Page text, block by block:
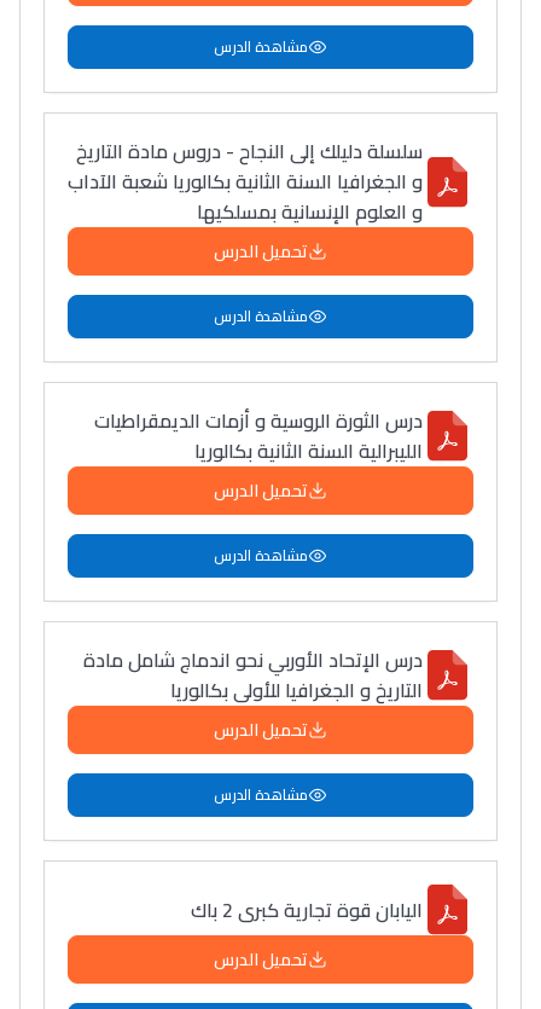
مشاهدة الدرس
سلسلة دليلك إلى النجاح - دروس مادة التاريخ
و الجغرافيا السنة الثانية بكالوريا شعبة الآداب
و العلوم الإنسانية بمسلكيها
تحميل الدرس
مشاهدة الدرس
درس الثورة الروسية و أزمات الديمقراطيات
الليبرالية السنة الثانية بكالوريا
تحميل الدرس
مشاهدة الدرس
درس الإتحاد الأوربي نحو اندماج شامل مادة
التاريخ و الجغرافيا للأولى بكالوريا
تحميل الدرس
مشاهدة الدرس
اليابان قوة تجارية كبرى 2 باك
تحميل الدرس